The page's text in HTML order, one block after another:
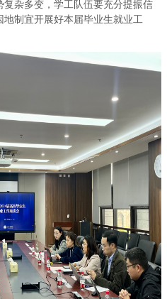
杂多变，学工队伍要充分提振信
制宜开展好本届毕业生就业工